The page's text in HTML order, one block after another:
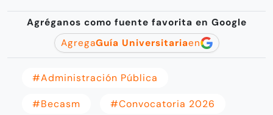
Agréganos como fuente favorita en Google
AgregaGuía Universitariaen
#administración Pública
#becasm #convocatoria 2026